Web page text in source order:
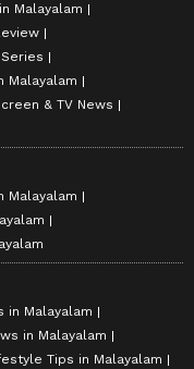
Malayalam
Malayalam
& TV News
Malayalam
in Malayalam
in Malayalam
Tips in Malayalam